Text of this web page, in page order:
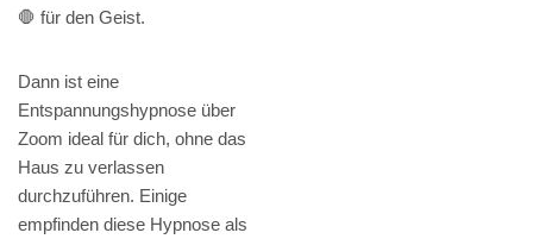
🛑 für den Geist.
Dann ist eine
Entspannungshypnose über
Zoom ideal für dich, ohne das
Haus zu verlassen
durchzuführen. Einige
empfinden diese Hypnose als